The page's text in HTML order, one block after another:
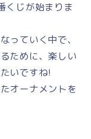
くじが始まりま
っていく中で、
ために、楽しい
いですね!
オーナメントを